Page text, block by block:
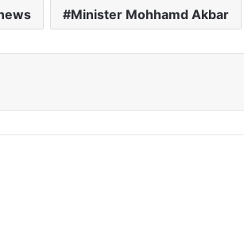
Minister Mohhamd Akbar